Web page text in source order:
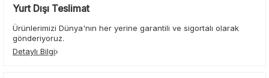
Yurt Dışı Teslimat
Ürünlerimizi Dünya'nın her yerine garantili ve sigortalı olarak
gönderiyoruz.
Detaylı Bilgi